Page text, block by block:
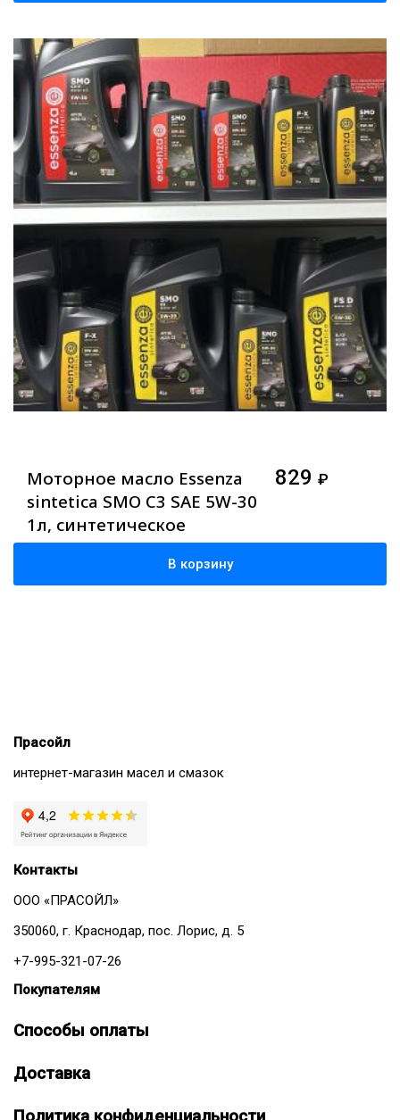
Моторное масло Essenza
sintetica SMO C3 SAE 5W-30
1л, синтетическое
829 ₽
В корзину
Прасойл
интернет-магазин масел и смазок
Контакты
ООО «ПРАСОЙЛ»
350060, г. Краснодар, пос. Лорис, д. 5
+7-995-321-07-26
Покупателям
Способы оплаты
Доставка